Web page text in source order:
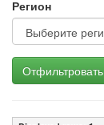
Регион
Отфильтровать